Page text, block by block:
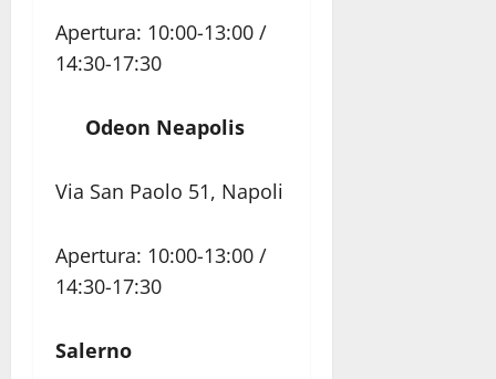
Apertura: 10:00-13:00 /
14:30-17:30
Odeon Neapolis
Via San Paolo 51, Napoli
Apertura: 10:00-13:00 /
14:30-17:30
Salerno